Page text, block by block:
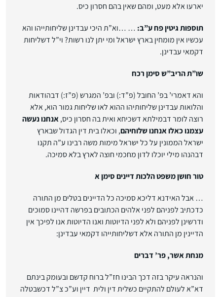
יארעו אלא מעט, ומהם שאין בהם חסרון כיס.
תוספות גיטין פח ע”ב: … …וא”ת היכי עבדינן שליחותייהו והא
עכשיו אין מומחין בארץ ישראל ומי יתן לנו רשות? וי”ל דשליחות
דקמאי עבדינן.
שו”ת הריב”ש סימן רכח
והא דאמרי’ בפ’ החובל (פ”ד:) ובפ’ המגרש (פ”ז:) דבהודאות
והלואות עבדינן שליחותיהו ההוא לאו שליחות גמור הוא, אלא
רוצה לומר דבמילתא דשכיחא ואית בה חסרון כיס,אנחנו נעשה
עצמנו כאלו אנחנו שלוחיהם, וכאלו בית דין הגדול שבארץ
ישראל הממונין על כל ישראל מימות משה רבינו ע”ה תקנו
דבהנהו מילי יוכלו לדון מחכמי חוצה לארץ בלא סמיכה.
טור חושן משפט הלכות דיינים סימן א
… אבל האידנא דליכא סמיכה כל הדיינים בטלים מן התורה
כדכתיב לפניהם לפני אלהים הכתובים בפרשה דהיינו סמוכים
ודרשינן לפניהם ולא לפני הדיוטות ואנו הדיוטות אנו לפיכך אין
הדיינין מן התורה אלא דשליחותייהו דקמאי עבדינן:
מנחת אשר, פר’ דברים
והנראה עיקר בזה דכך הבינו חז”ל ברוח קדשם ובעומק בינתם
דא”א לעולם להתקיים כשלית דין ולית דיין וע”כ צ”ל דכשבטלה